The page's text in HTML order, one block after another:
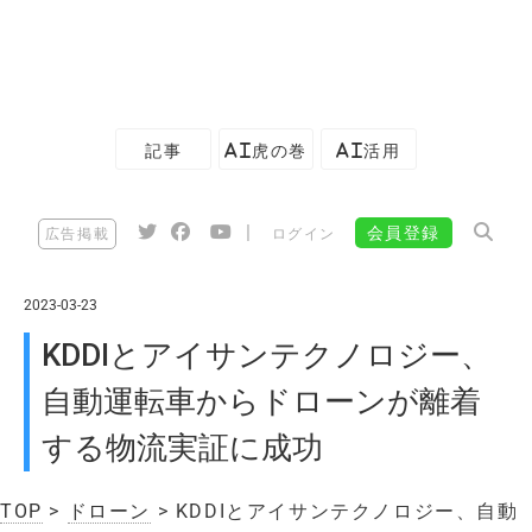
記事 AI虎の巻 AI活用
広告掲載 ログイン 会員登録
2023-03-23
KDDIとアイサンテクノロジー、
自動運転車からドローンが離着
する物流実証に成功
TOP > ドローン > KDDIとアイサンテクノロジー、自動